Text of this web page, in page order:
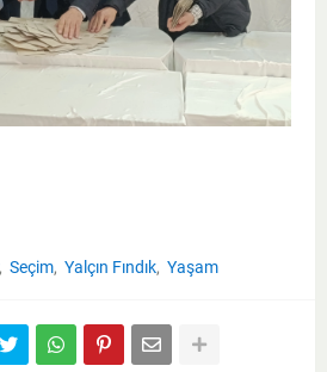
Seçim Yalçın Fındık Yaşam